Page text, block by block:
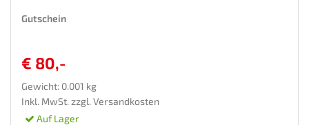
Gutschein
€ 80,-
Gewicht: 0.001 kg
Inkl. MwSt. zzgl. Versandkosten
Auf Lager